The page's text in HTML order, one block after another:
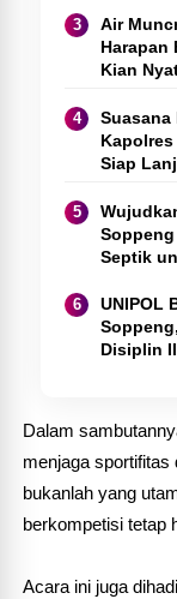
Air
Harapan
Kian
Suasana
Siap
Septik
UNIPOL
Disiplin
Dalam
menjaga sportifitas
bukanlah yang
berkompetisi tetap
Acara ini juga